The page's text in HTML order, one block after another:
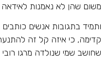
משום שהן לא נאמנות
ותמיד בתגובות אנשים
קדימה, כי איזה קל זה
שחושב שמי שנולדה מרגו